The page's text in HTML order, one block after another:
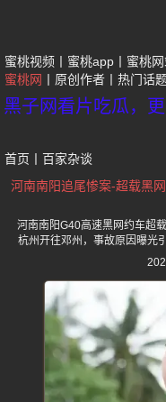
蜜桃视频 蜜桃app 蜜桃
蜜桃网
原创作者 热门话
黑子网看片吃瓜，
首页 百家杂谈
河南南阳追尾惨案-超载黑
河南南阳G40高速黑网约车超
杭州开往邓州，事故原因曝光